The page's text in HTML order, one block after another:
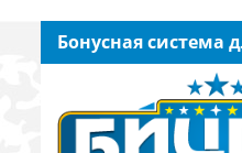
Бонусная система